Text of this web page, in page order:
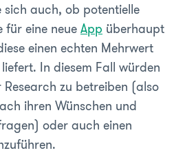
sich auch, ob potentielle
für eine neueApp überhaupt
einen echten Mehrwert
In diesem Fall würden
Research zu betreiben (also
ihren Wünschen und
oder auch einen